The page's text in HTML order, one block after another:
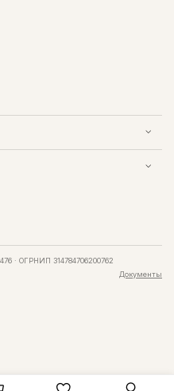
· ОГРНИП 314784706200762
Документы